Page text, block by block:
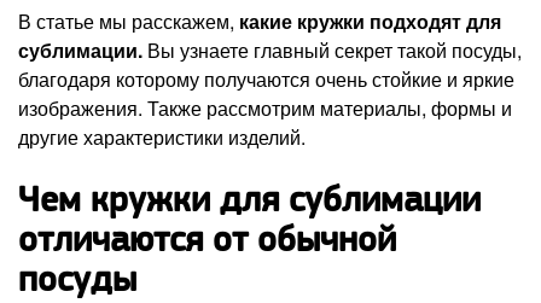
В статье мы расскажем, какие кружки подходят для
сублимации. Вы узнаете главный секрет такой посуды,
благодаря которому получаются очень стойкие и яркие
изображения. Также рассмотрим материалы, формы и
другие характеристики изделий.
Чем кружки для сублимации
отличаются от обычной
посуды